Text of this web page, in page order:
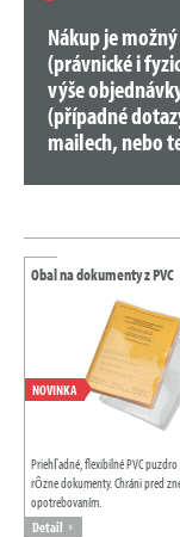
Nákup je
(právnické i
výše
(případné
mailech, nebo
Obal na dokumenty z PVC
NOVINKA
Priehľadné, flexibilné PVC puzdro
rôzne dokumenty. Chráni pred
opotrebovaním.
Detail